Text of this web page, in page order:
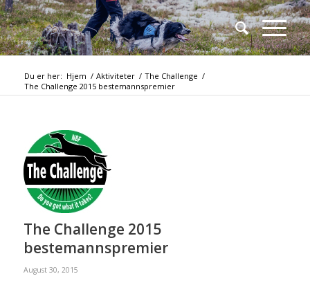
Du er her: Hjem / Aktiviteter / The Challenge /
The Challenge 2015 bestemannspremier
The Challenge 2015
bestemannspremier
August 30, 2015